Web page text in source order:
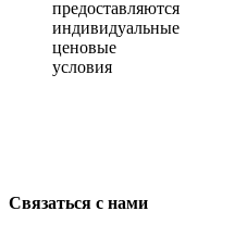
предоставляются
индивидуальные
ценовые
условия
Связаться с нами